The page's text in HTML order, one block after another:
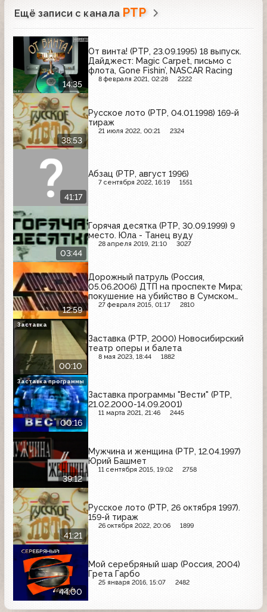
Ещё записи с канала РТР
14:35
От винта! (РТР, 23.09.1995) 18 выпуск.
Дайджест: Magic Carpet, письмо с
флота, Gone Fishin’, NASCAR Racing
8 февраля 2021, 02:28 2222
38:53
Русское лото (РТР, 04.01.1998) 169-й
тираж
21 июля 2022, 00:21 2324
41:17
Абзац (РТР, август 1996)
7 сентября 2022, 16:19 1551
03:44
Горячая десятка (РТР, 30.09.1999) 9
место. Юла - Танец вуду
28 апреля 2019, 21:10 3027
12:59
Дорожный патруль (Россия,
05.06.2006) ДТП на проспекте Мира;
покушение на убийство в Сумском
проезде; пожар на 4-м
27 февраля 2015, 01:17 2810
00:10
Заставка (РТР, 2000) Новосибирский
театр оперы и балета
8 мая 2023, 18:44 1882
Заставка
00:16
Заставка программы "Вести" (РТР,
21.02.2000-14.09.2001)
11 марта 2021, 21:46 2445
Заставка программы
39:12
Мужчина и женщина (РТР, 12.04.1997)
Юрий Башмет
11 сентября 2015, 19:02 2758
41:21
Русское лото (РТР, 26 октября 1997).
159-й тираж
26 октября 2022, 20:06 1899
44:00
Мой серебряный шар (Россия, 2004)
Грета Гарбо
25 января 2016, 15:07 2482